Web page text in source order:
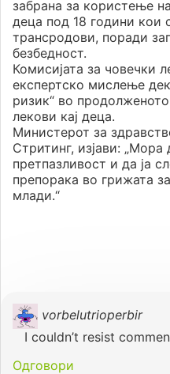
забрана за користење
деца под 18 години кои
трансродови, поради
безбедност.
Комисијата за човечки
експертско мислење
ризик“ во
лекови кај деца.
Министерот за
Стритинг, изјави:
претпазливост и да ја
препорака во грижата
млади.“
vorbelutrioperbir
I couldn’t resist
Одговори